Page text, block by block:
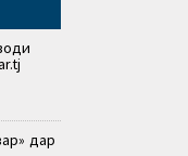
дар